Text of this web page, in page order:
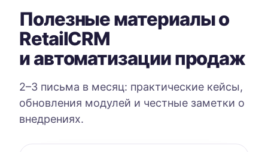
Полезные материалы о
RetailCRM
и автоматизации продаж
2–3 письма в месяц: практические кейсы,
обновления модулей и честные заметки о
внедрениях.